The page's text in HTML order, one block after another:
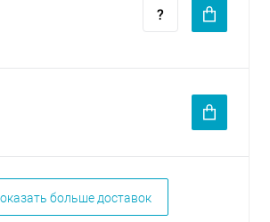
больше доставок